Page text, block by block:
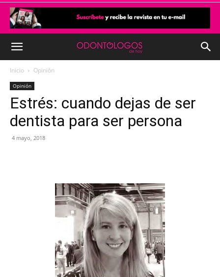
Inicio Opinión
Opinión
Estrés: cuando dejas de ser
dentista para ser persona
4 mayo, 2018